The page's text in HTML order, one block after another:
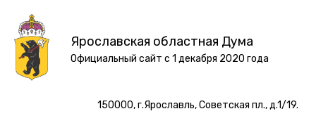
Ярославская областная Дума
Официальный сайт с 1 декабря 2020 года
150000, г.Ярославль, Советская пл., д.1/19.